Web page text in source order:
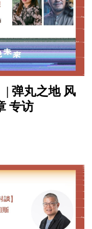
| 弹丸之地 风
专访